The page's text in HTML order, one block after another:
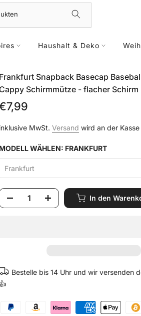
Haushalt & Deko
Frankfurt Snapback Basecap
Schirmmütze - flacher Schirm
inklusive MwSt. Versand wird an der
MODELL WÄHLEN: FRANKFURT
Frankfurt
In den
Bestelle bis 14 Uhr und wir versenden
👍